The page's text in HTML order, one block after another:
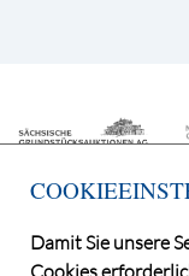
Damit Sie unsere
Cookies